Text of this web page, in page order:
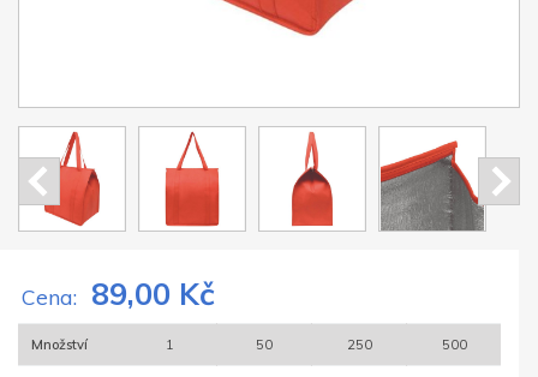
Cena: 89,00 Kč
Množství 1 50 250 500